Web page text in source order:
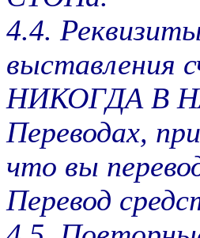
4.4.
выставления
НИКОГДА В
Переводах,
что вы
Перевод